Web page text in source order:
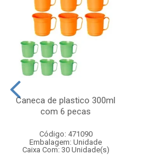
Caneca de plastico 300ml
com 6 pecas
Código: 471090
Embalagem: Unidade
Caixa Com: 30 Unidade(s)